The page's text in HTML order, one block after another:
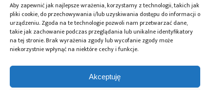
Aby zapewnić jak najlepsze wrażenia, korzystamy z technologii, takich jak
pliki cookie, do przechowywania i/lub uzyskiwania dostępu do informacji o
urządzeniu. Zgoda na te technologie pozwoli nam przetwarzać dane,
takie jak zachowanie podczas przeglądania lub unikalne identyfikatory
na tej stronie. Brak wyrażenia zgody lub wycofanie zgody może
niekorzystnie wpłynąć na niektóre cechy i funkcje.
Akceptuję
Przeczytaj również: